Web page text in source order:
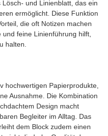
und Linienblatt, das ein
ermöglicht. Diese Funktion
die oft Notizen machen
feine Linienführung hilft,
halten.
hochwertigen Papierprodukte,
Ausnahme. Die Kombination
Design macht
Begleiter im Alltag. Das
dem Block zudem einen